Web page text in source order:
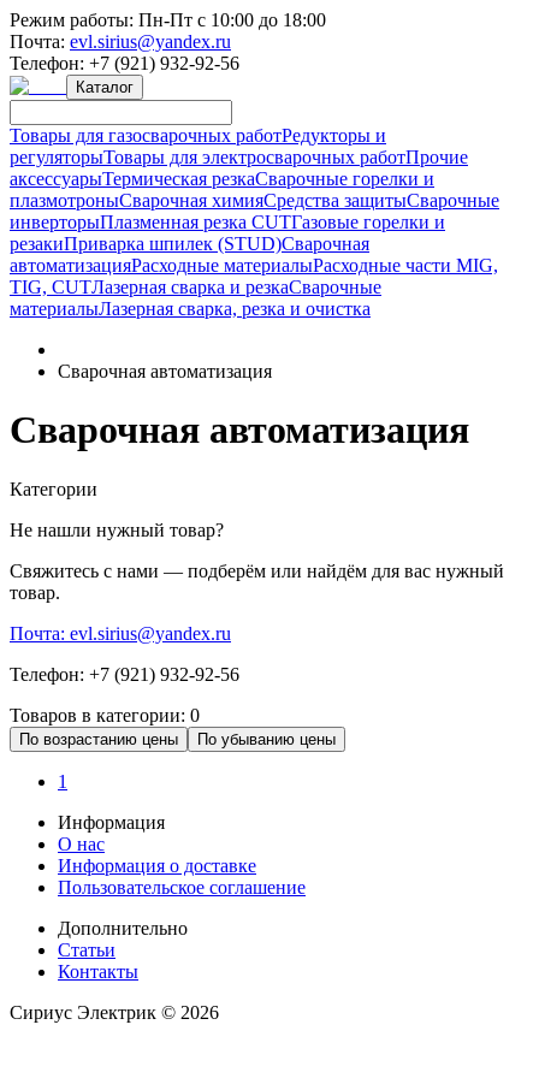
Режим работы: Пн-Пт с 10:00 до 18:00
Почта: evl.sirius@yandex.ru
Телефон: +7 (921) 932-92-56
Каталог
Товары для газосварочных работРедукторы и
регуляторыТовары для электросварочных работПрочие
аксессуарыТермическая резкаСварочные горелки и
плазмотроныСварочная химияСредства защитыСварочные
инверторыПлазменная резка CUTГазовые горелки и
резакиПриварка шпилек (STUD)Сварочная
автоматизацияРасходные материалыРасходные части MIG,
TIG, CUTЛазерная сварка и резкаСварочные
материалыЛазерная сварка, резка и очистка
Сварочная автоматизация
Сварочная автоматизация
Категории
Не нашли нужный товар?
Свяжитесь с нами — подберём или найдём для вас нужный
товар.
Почта: evl.sirius@yandex.ru
Телефон: +7 (921) 932-92-56
Товаров в категории: 0
По возрастанию цены По убыванию цены
1
Информация
О нас
Информация о доставке
Пользовательское соглашение
Дополнительно
Статьи
Контакты
Сириус Электрик © 2026